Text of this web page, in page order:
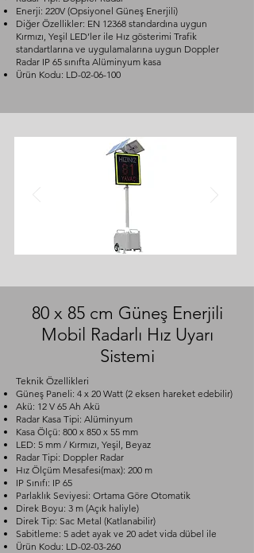
Enerji: 220V (Opsiyonel Güneş Enerjili)
Diğer Özellikler: EN 12368 standardına uygun
Kırmızı, Yeşil LED’ler ile Hız gösterimi Trafik
standartlarına ve uygulamalarına uygun Doppler
Radar IP 65 sınıfta Alüminyum kasa
Ürün Kodu: LD-02-06-100
80 x 85 cm Güneş Enerjili
Mobil Radarlı Hız Uyarı
Sistemi
Teknik Özellikleri
Güneş Paneli: 4 x 20 Watt (2 eksen hareket edebilir)
Akü: 12 V 65 Ah Akü
Radar Kasa Tipi: Alüminyum
Kasa Ölçü: 800 x 850 x 55 mm
LED: 5 mm / Kırmızı, Yeşil, Beyaz
Radar Tipi: Doppler Radar
Hız Ölçüm Mesafesi(max): 200 m
IP Sınıfı: IP 65
Parlaklık Seviyesi: Ortama Göre Otomatik
Direk Boyu: 3 m (Açık haliyle)
Direk Tip: Sac Metal (Katlanabilir)
Sabitleme: 5 adet ayak ve 20 adet vida dübel ile
Ürün Kodu: LD-02-03-260